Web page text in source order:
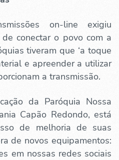
on-line exigiu
conectar o povo com a
tiveram que ‘a toque
e apreender a utilizar
a transmissão.
da Paróquia Nossa
Capão Redondo, está
de melhoria de suas
de novos equipamentos:
em nossas redes sociais